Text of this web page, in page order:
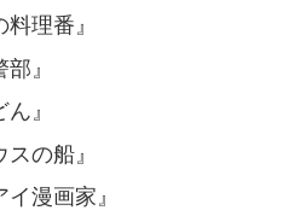
料理番』
部』
ん』
スの船』
イ漫画家』